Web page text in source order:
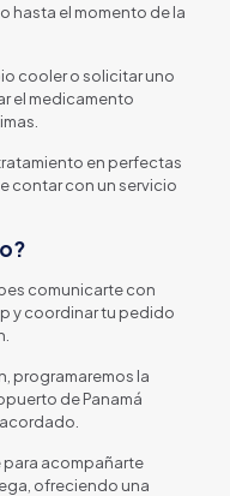
hasta el momento de la
cooler o solicitar uno
el medicamento
en perfectas
contar con un servicio
comunicarte con
y coordinar tu pedido
programaremos la
de Panamá
acompañarte
ofreciendo una